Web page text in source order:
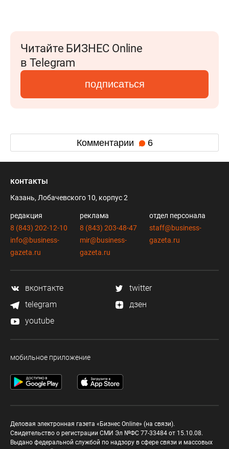
Читайте БИЗНЕС Online
в Telegram
подписаться
Комментарии 6
контакты
Казань, Лобачевского 10, корпус 2
редакция
8 (843) 202-12-10
info@business-
gazeta.ru
реклама
8 (843) 203-48-47
mir@business-
gazeta.ru
отдел персонала
staff@business-
gazeta.ru
вконтакте
twitter
telegram
дзен
youtube
мобильное приложение
Деловая электронная газета «Бизнес Online» (на связи).
Свидетельство о регистрации СМИ Эл №ФС 77-33484 от 15.10.08.
Выдано федеральной службой по надзору в сфере связи и массовых